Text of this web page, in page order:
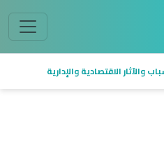
والآثار الاقتصادية والإدارية